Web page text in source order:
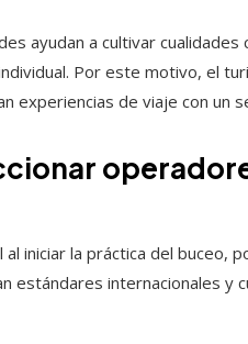
ayudan a cultivar cualidades
Por este motivo, el
experiencias de viaje con un
iniciar la práctica del buceo,
estándares internacionales y